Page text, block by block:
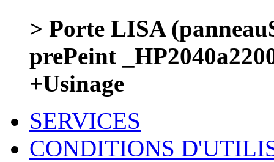
> Porte LISA
prePeint
+Usinage
SERVICES
CONDITIONS